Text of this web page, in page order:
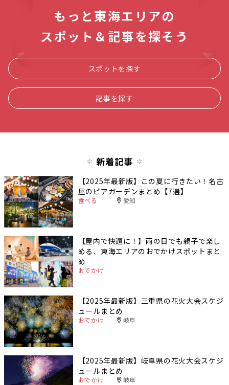
もっと東海エリアの
スポット＆記事を探そう
スポットを探す
記事を探す
新着記事
【2025年最新版】この夏に行きたい！名古
屋のビアガーデンまとめ【7選】
食べる 愛知
【屋内で快適に！】雨の日でも親子で楽し
める、東海エリアのおでかけスポットまと
め
おでかけ
【2025年最新版】三重県の花火大会スケジ
ュールまとめ
おでかけ 岐阜
【2025年最新版】岐阜県の花火大会スケジ
ュールまとめ
おでかけ 岐阜